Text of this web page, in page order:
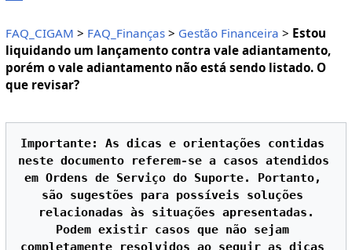
FAQ_CIGAM > FAQ_Finanças> Gestão Financeira > Estou
liquidando um lançamento contra vale adiantamento,
porém o vale adiantamento não está sendo listado. O
que revisar?
Importante: As dicas e orientações contidas
neste documento referem-se a casos atendidos
em Ordens de Serviço do Suporte. Portanto,
são sugestões para possíveis soluções
relacionadas às situações apresentadas.
Podem existir casos que não sejam